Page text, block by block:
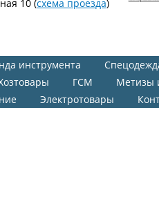
10 (схема проезда)
инструмента
ГСМ
Метизы
Электротовары